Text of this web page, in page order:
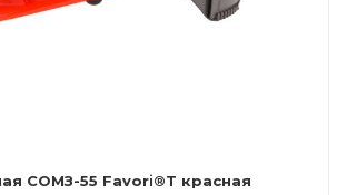
СОМЗ-55 Favori®T красная